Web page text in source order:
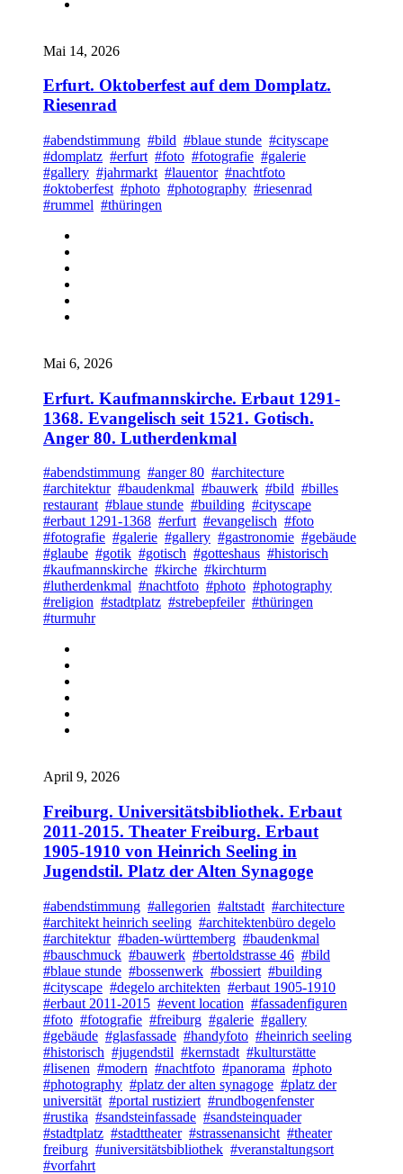
Mai 14, 2026
Erfurt. Oktoberfest auf dem Domplatz.
Riesenrad
#abendstimmung #bild #blaue stunde #cityscape
#domplatz #erfurt #foto #fotografie #galerie
#gallery #jahrmarkt #lauentor #nachtfoto
#oktoberfest #photo #photography #riesenrad
#rummel #thüringen
Mai 6, 2026
Erfurt. Kaufmannskirche. Erbaut 1291-
1368. Evangelisch seit 1521. Gotisch.
Anger 80. Lutherdenkmal
#abendstimmung #anger 80 #architecture
#architektur #baudenkmal #bauwerk #bild #billes
restaurant #blaue stunde #building #cityscape
#erbaut 1291-1368 #erfurt #evangelisch #foto
#fotografie #galerie #gallery #gastronomie #gebäude
#glaube #gotik #gotisch #gotteshaus #historisch
#kaufmannskirche #kirche #kirchturm
#lutherdenkmal #nachtfoto #photo #photography
#religion #stadtplatz #strebepfeiler #thüringen
#turmuhr
April 9, 2026
Freiburg. Universitätsbibliothek. Erbaut
2011-2015. Theater Freiburg. Erbaut
1905-1910 von Heinrich Seeling in
Jugendstil. Platz der Alten Synagoge
#abendstimmung #allegorien #altstadt #architecture
#architekt heinrich seeling #architektenbüro degelo
#architektur #baden-württemberg #baudenkmal
#bauschmuck #bauwerk #bertoldstrasse 46 #bild
#blaue stunde #bossenwerk #bossiert #building
#cityscape #degelo architekten #erbaut 1905-1910
#erbaut 2011-2015 #event location #fassadenfiguren
#foto #fotografie #freiburg #galerie #gallery
#gebäude #glasfassade #handyfoto #heinrich seeling
#historisch #jugendstil #kernstadt #kulturstätte
#lisenen #modern #nachtfoto #panorama #photo
#photography #platz der alten synagoge #platz der
universität #portal rustiziert #rundbogenfenster
#rustika #sandsteinfassade #sandsteinquader
#stadtplatz #stadttheater #strassenansicht #theater
freiburg #universitätsbibliothek #veranstaltungsort
#vorfahrt